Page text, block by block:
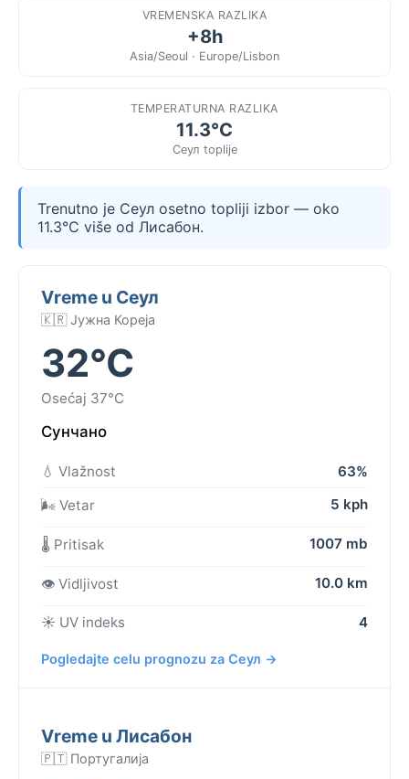
VREMENSKA RAZLIKA
+8h
Asia/Seoul · Europe/Lisbon
TEMPERATURNA RAZLIKA
11.3°C
Сеул toplije
Trenutno je Сеул osetno topliji izbor — oko
11.3°C više od Лисабон.
Vreme u Сеул
🇰🇷 Јужна Кореја
32°C
Osećaj 37°C
Сунчано
💧 Vlažnost
63%
🌬️ Vetar
5 kph
🌡️ Pritisak 1007 mb
👁️ Vidljivost 10.0 km
☀️ UV indeks 4
Pogledajte celu prognozu za Сеул →
Vreme u Лисабон
🇵🇹 Португалија